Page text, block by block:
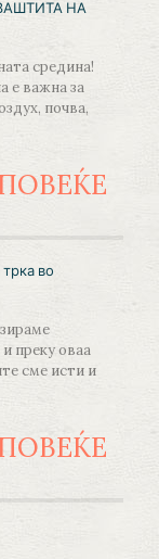
НА
средина!
е важна за
почва,
во
преку оваа
сме исти и